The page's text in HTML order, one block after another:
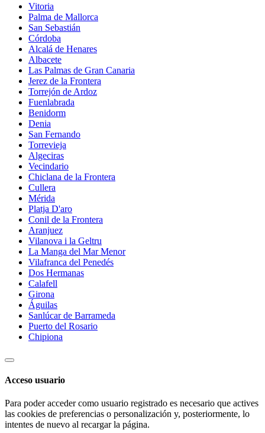
Vitoria
Palma de Mallorca
San Sebastián
Córdoba
Alcalá de Henares
Albacete
Las Palmas de Gran Canaria
Jerez de la Frontera
Torrejón de Ardoz
Fuenlabrada
Benidorm
Denia
San Fernando
Torrevieja
Algeciras
Vecindario
Chiclana de la Frontera
Cullera
Mérida
Platja D'aro
Conil de la Frontera
Aranjuez
Vilanova i la Geltru
La Manga del Mar Menor
Vilafranca del Penedés
Dos Hermanas
Calafell
Girona
Águilas
Sanlúcar de Barrameda
Puerto del Rosario
Chipiona
Acceso usuario
Para poder acceder como usuario registrado es necesario que actives
las cookies de preferencias o personalización y, posteriormente, lo
intentes de nuevo al recargar la página.